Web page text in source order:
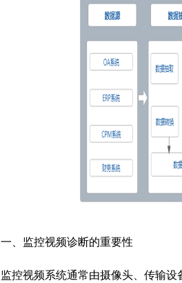
档案管理 库房环控 数字化加工整理
一、监控视频诊断的重要性
监控视频系统通常由摄像头、传输